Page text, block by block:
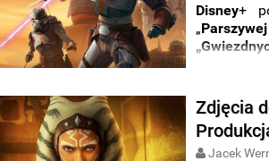
Disney+
„
ujęciami
Zdjęcia
Jacek